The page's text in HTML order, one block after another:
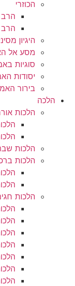
הכוזרי
הרב
הרב
היגיון
מסע אל
סוגיות
יסודות
בירור
הלכה
הלכות
הלכות
הלכות
הלכות